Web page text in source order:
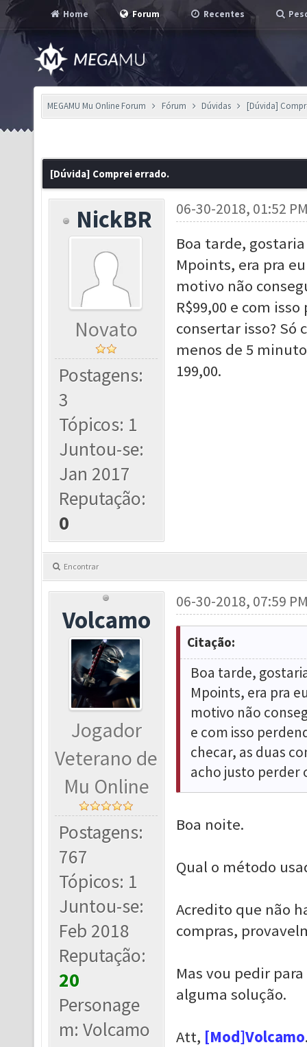
Home Forum Recentes
MEGAMU Mu Online Forum Fórum Dúvidas [Dúvida]
[Dúvida] Comprei errado.
NickBR
Novato
Postagens:
3
Tópicos: 1
Juntou-se:
Jan 2017
Reputação:
0
06-30-2018, 01:52
Boa tarde,
Mpoints, era pra
motivo não
R$99,00 e com
consertar isso? Só
menos de 5
199,00.
Encontrar
Volcamo
Jogador
Veterano de
Mu Online
Postagens:
767
Tópicos: 1
Juntou-se:
Feb 2018
Reputação:
20
Personage
m: Volcamo
06-30-2018, 07:59
Citação:
Boa tarde,
Mpoints, era pra
motivo não
e com isso
checar, as duas
acho justo perder
Boa noite.
Qual o método
Acredito que não
compras,
Mas vou pedir
alguma solução.
Att, [Mod]Volcamo